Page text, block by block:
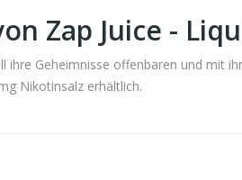
Zap Juice -
ihre Geheimnisse offenbaren und mit
Nikotinsalz erhältlich.